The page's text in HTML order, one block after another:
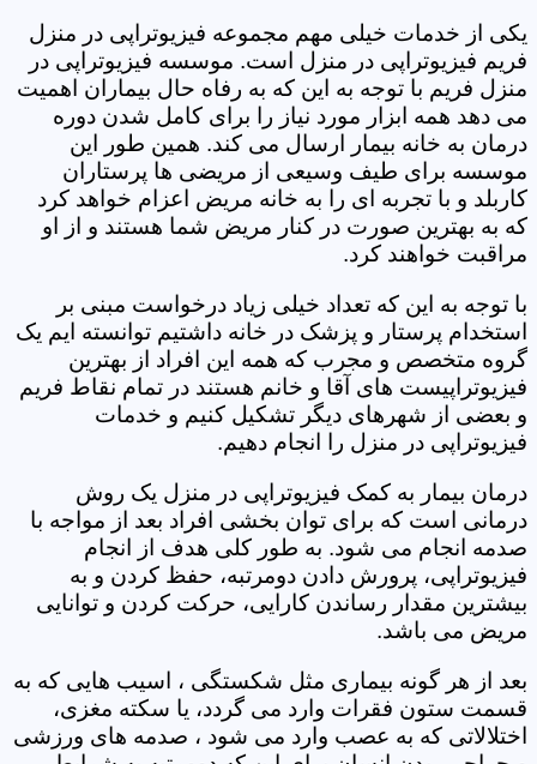
یکی از خدمات خیلی مهم مجموعه فیزیوتراپی در منزل
فریم فیزیوتراپی در منزل است. موسسه فیزیوتراپی در
منزل فریم با توجه به این که به رفاه حال بیماران اهمیت
می دهد همه ابزار مورد نیاز را برای کامل شدن دوره
درمان به خانه بیمار ارسال می کند. همین طور این
موسسه برای طیف وسیعی از مریضی ها پرستاران
کاربلد و با تجربه ای را به خانه مریض اعزام خواهد کرد
که به بهترین صورت در کنار مریض شما هستند و از او
مراقبت خواهند کرد.
با توجه به این که تعداد خیلی زیاد درخواست مبنی بر
استخدام پرستار و پزشک در خانه داشتیم توانسته ایم یک
گروه متخصص و مجرب که همه این افراد از بهترین
فیزیوتراپیست های آقا و خانم هستند در تمام نقاط فریم
و بعضی از شهرهای دیگر تشکیل کنیم و خدمات
فیزیوتراپی در منزل را انجام دهیم.
درمان بیمار به کمک فیزیوتراپی در منزل یک روش
درمانی است که برای توان بخشی افراد بعد از مواجه با
صدمه انجام می شود. به طور کلی هدف از انجام
فیزیوتراپی، پرورش دادن دومرتبه، حفظ کردن و به
بیشترین مقدار رساندن کارایی، حرکت کردن و توانایی
مریض می باشد.
بعد از هر گونه بیماری مثل شکستگی ، اسیب هایی که به
قسمت ستون فقرات وارد می گردد، یا سکته مغزی،
اختلالاتی که به عصب وارد می شود ، صدمه های ورزشی